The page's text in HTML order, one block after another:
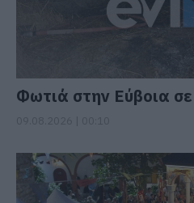
Φωτιά στην Εύβοια